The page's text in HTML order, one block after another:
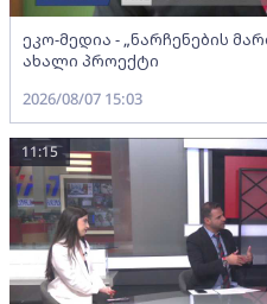
ეკო-მედია - „ნარჩენების
ახალი პროექტი
2026/08/07 15:03
11:15